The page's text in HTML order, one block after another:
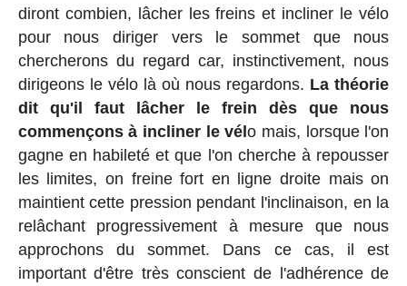
diront combien, lâcher les freins et incliner le vélo
pour nous diriger vers le sommet que nous
chercherons du regard car, instinctivement, nous
dirigeons le vélo là où nous regardons. La théorie
dit qu'il faut lâcher le frein dès que nous
commençons à incliner le vélo mais, lorsque l'on
gagne en habileté et que l'on cherche à repousser
les limites, on freine fort en ligne droite mais on
maintient cette pression pendant l'inclinaison, en la
relâchant progressivement à mesure que nous
approchons du sommet. Dans ce cas, il est
important d'être très conscient de l'adhérence de